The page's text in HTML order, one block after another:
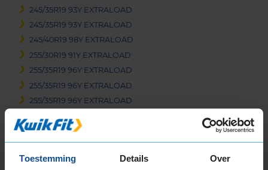
Toestemming Details Over
245/35R19 93Y EXTRALOAD
245/35R19 93Y EXTRALOAD
245/40R19 98Y EXTRALOAD
255/30R19 91Y EXTRALOAD
255/35R19 96Y EXTRALOAD
255/35R19 96Y EXTRALOAD
255/35R19 96Y EXTRALOAD
265/30R19 93Y EXTRALOAD
265/35R19 98Y EXTRALOAD